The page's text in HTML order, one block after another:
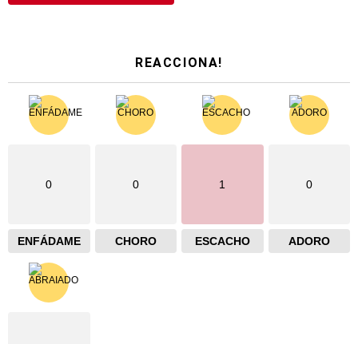
REACCIONA!
0
ENFÁDAME
0
CHORO
1
ESCACHO
0
ADORO